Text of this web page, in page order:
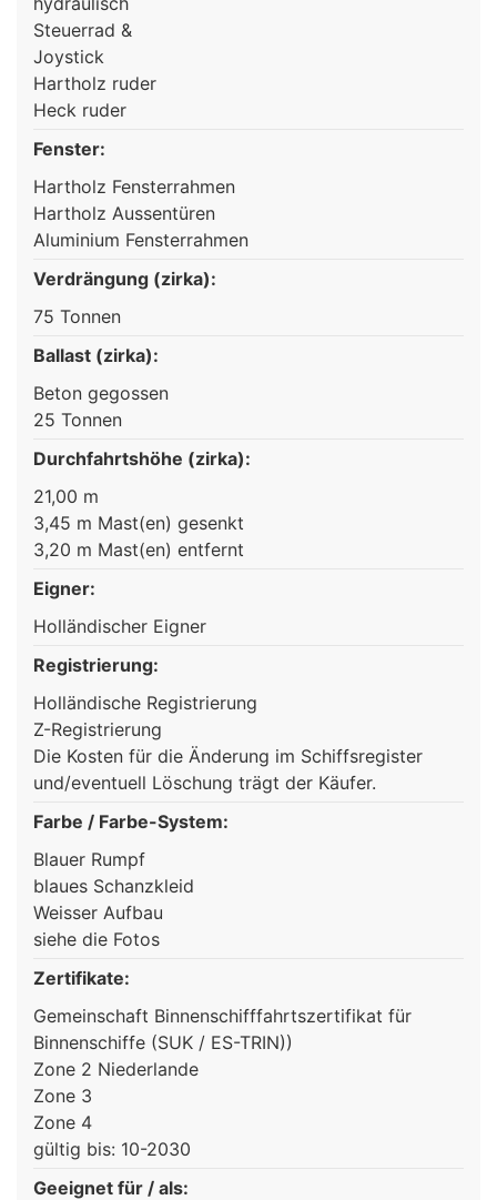
Steuerrad &
Joystick
Hartholz ruder
Heck ruder
Fenster:
Hartholz Fensterrahmen
Hartholz Aussentüren
Aluminium Fensterrahmen
Verdrängung (zirka):
75 Tonnen
Ballast (zirka):
Beton gegossen
25 Tonnen
Durchfahrtshöhe (zirka):
21,00 m
3,45 m Mast(en) gesenkt
3,20 m Mast(en) entfernt
Eigner:
Holländischer Eigner
Registrierung:
Holländische Registrierung
Z-Registrierung
Die Kosten für die Änderung im Schiffsregister
und/eventuell Löschung trägt der Käufer.
Farbe / Farbe-System:
Blauer Rumpf
blaues Schanzkleid
Weisser Aufbau
siehe die Fotos
Zertifikate:
Gemeinschaft Binnenschifffahrtszertifikat für
Binnenschiffe (SUK / ES-TRIN))
Zone 2 Niederlande
Zone 3
Zone 4
gültig bis: 10-2030
Geeignet für / als: